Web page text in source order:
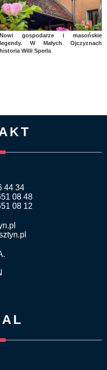
Nowi gospodarze i masońskie
legendy. W Małych Ojczyznach
historia Willi Sperla
44 34
08 48
08 12